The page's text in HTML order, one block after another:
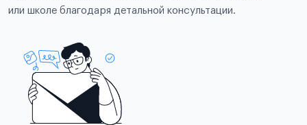
или школе благодаря детальной консультации.